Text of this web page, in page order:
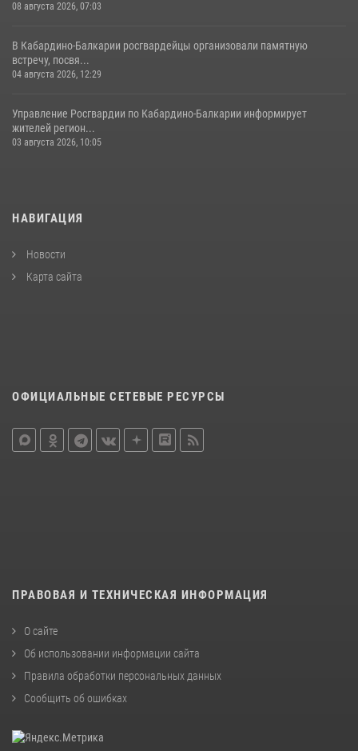
08 августа 2026, 07:03
В Кабардино-Балкарии росгвардейцы организовали памятную
встречу, посвя...
04 августа 2026, 12:29
Управление Росгвардии по Кабардино-Балкарии информирует
жителей регион...
03 августа 2026, 10:05
НАВИГАЦИЯ
Новости
Карта сайта
ОФИЦИАЛЬНЫЕ СЕТЕВЫЕ РЕСУРСЫ
ПРАВОВАЯ И ТЕХНИЧЕСКАЯ ИНФОРМАЦИЯ
О сайте
Об использовании информации сайта
Правила обработки персональных данных
Сообщить об ошибках